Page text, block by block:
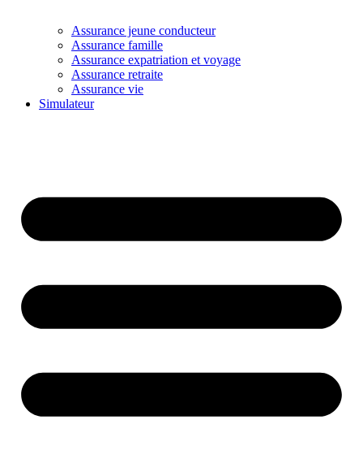
Assurance jeune conducteur
Assurance famille
Assurance expatriation et voyage
Assurance retraite
Assurance vie
Simulateur